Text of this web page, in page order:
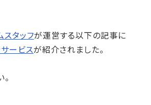
タッフが運営する以下の記事に
ービスが紹介されました。